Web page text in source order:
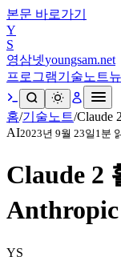
본문 바로가기
Y
S
영삼넷youngsam.net
프로그램기술노트
홈/기술노트/Claude
AI2023년 9월 23일 1분
Claude 2
YS